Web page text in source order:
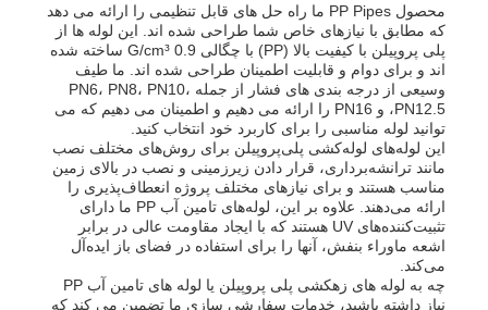
محصول PP Pipes ما راه حل های قابل تنظیمی را ارائه می دهد
که مطابق با نیازهای خاص شما طراحی شده اند. این لوله ها از
پلی پروپیلن با کیفیت بالا (PP) با چگالی 0.9 G/cm³ ساخته شده
اند و برای دوام و قابلیت اطمینان طراحی شده اند. ما طیف
وسیعی از درجه بندی های فشار از جمله PN6، PN8، PN10،
PN12.5، و PN16 را ارائه می دهیم و اطمینان می دهیم که می
توانید لوله مناسبی را برای کاربرد خود انتخاب کنید.
این لوله‌های لوله‌کشی پلی‌پروپیلن برای روش‌های مختلف نصب
مانند ترانشه‌برداری، قرار دادن زیرزمینی و نصب در بالای زمین
مناسب هستند و برای نیازهای مختلف پروژه انعطاف‌پذیری را
ارائه می‌دهند. علاوه بر این، لوله‌های تامین آب PP ما دارای
تثبیت‌کننده‌های UV هستند که با ایجاد مقاومت عالی در برابر
اشعه ماوراء بنفش، آنها را برای استفاده در فضای باز ایده‌آل
می‌کند.
چه به لوله های زهکشی پلی پروپیلن یا لوله های تامین آب PP
نیاز داشته باشید، خدمات سفارشی سازی ما تضمین می کند که